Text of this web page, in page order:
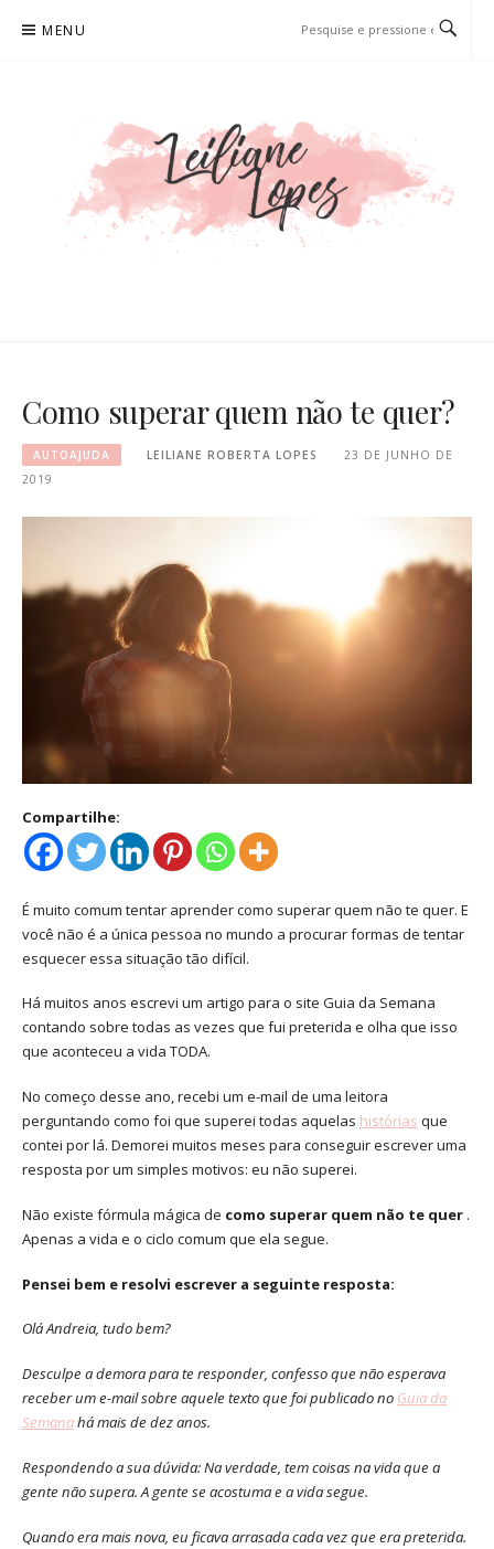
para
MENU
Como superar quem não te quer?
AUTOAJUDA LEILIANE ROBERTA LOPES
23 DE JUNHO DE
2019
Compartilhe:
É muito comum tentar aprender como superar quem não te quer. E
você não é a única pessoa no mundo a procurar formas de tentar
esquecer essa situação tão difícil.
Há muitos anos escrevi um artigo para o site Guia da Semana
contando sobre todas as vezes que fui preterida e olha que isso
que aconteceu a vida TODA.
No começo desse ano, recebi um e-mail de uma leitora
perguntando como foi que superei todas aquelas histórias que
contei por lá. Demorei muitos meses para conseguir escrever uma
resposta por um simples motivos: eu não superei.
Não existe fórmula mágica de como superar quem não te quer .
Apenas a vida e o ciclo comum que ela segue.
Pensei bem e resolvi escrever a seguinte resposta:
Olá Andreia, tudo bem?
Desculpe a demora para te responder, confesso que não esperava
receber um e-mail sobre aquele texto que foi publicado no Guia da
Semanahá mais de dez anos.
Respondendo a sua dúvida: Na verdade, tem coisas na vida que a
gente não supera. A gente se acostuma e a vida segue.
Quando era mais nova, eu ficava arrasada cada vez que era preterida.